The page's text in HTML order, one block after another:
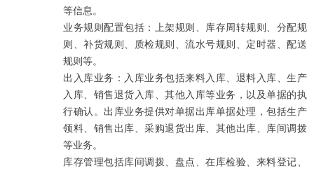
等信息。
业务规则配置包括：上架规则、库存周转规则、分配规
则、补货规则、质检规则、流水号规则、定时器、配送
规则等。
出入库业务：入库业务包括来料入库、退料入库、生产
入库、销售退货入库、其他入库等业务，以及单据的执
行确认。出库业务提供对单据出库单据处理，包括生产
领料、销售出库、采购退货出库、其他出库、库间调拨
等业务。
库存管理包括库间调拨、盘点、在库检验、来料登记、